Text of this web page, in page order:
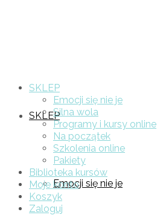
SKLEP
Emocji się nie je
SKLEP
Emocji się nie je
Silna wola
Programy i kursy online
Na początek
Szkolenia online
Pakiety
Biblioteka kursów
Moje konto
Koszyk
Zaloguj